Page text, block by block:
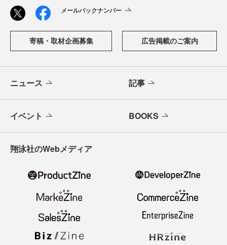
メールバックナンバー
寄稿・取材企画募集 広告掲載のご案内
ニュース 記事
イベント BOOKS
翔泳社のWebメディア